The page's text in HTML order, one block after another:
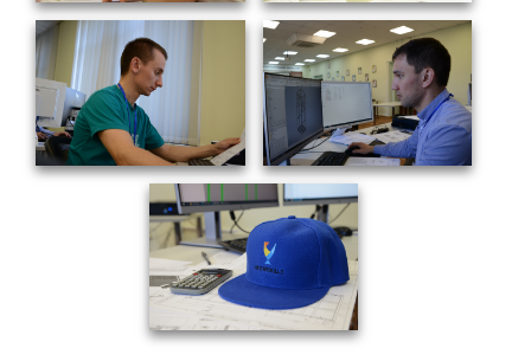
Высокая социальная эффективность
ВНИИТФ
Территория здоровья
ПРЕСС-ЦЕНТР
Новости ВНИИТФ
Новости отрасли